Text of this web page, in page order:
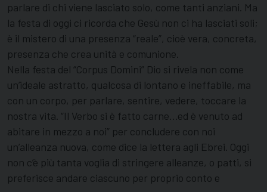
parlare di chi viene lasciato solo, come tanti anziani. Ma
la festa di oggi ci ricorda che Gesù non ci ha lasciati soli;
è il mistero di una presenza “reale”, cioè vera, concreta,
presenza che crea unità e comunione.
Nella festa del “Corpus Domini” Dio si rivela non come
un’ideale astratto, qualcosa di lontano e ineffabile, ma
con un corpo, per parlare, sentire, vedere, toccare la
nostra vita. “Il Verbo si è fatto carne…ed è venuto ad
abitare in mezzo a noi” per concludere con noi
un’alleanza nuova, come dice la lettera agli Ebrei. Oggi
non c’è più tanta voglia di stringere alleanze, o patti, si
preferisce andare ciascuno per proprio conto e